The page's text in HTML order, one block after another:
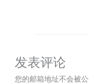
发表评论
您的邮箱地址不会被公